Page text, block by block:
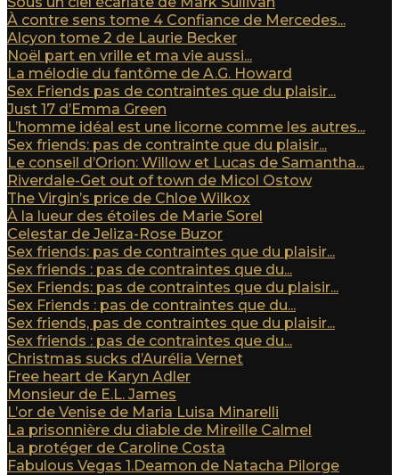
À contre sens tome 4 Confiance de Mercedes...
Alcyon tome 2 de Laurie Becker
Noël part en vrille et ma vie aussi...
La mélodie du fantôme de A.G. Howard
Sex Friends pas de contraintes que du plaisir...
Just 17 d’Emma Green
L’homme idéal est une licorne comme les autres...
Sex friends: pas de contrainte que du plaisir...
Le conseil d’Orion: Willow et Lucas de Samantha...
Riverdale-Get out of town de Micol Ostow
The Virgin’s price de Chloe Wilkox
À la lueur des étoiles de Marie Sorel
Celestar de Jeliza-Rose Buzor
Sex friends: pas de contraintes que du plaisir...
Sex friends : pas de contraintes que du...
Sex Friends: pas de contraintes que du plaisir...
Sex Friends : pas de contraintes que du...
Sex friends, pas de contraintes que du plaisir...
Sex friends : pas de contraintes que du...
Christmas sucks d’Aurélia Vernet
Free heart de Karyn Adler
Monsieur de E.L. James
L’or de Venise de Maria Luisa Minarelli
La prisonnière du diable de Mireille Calmel
La protéger de Caroline Costa
Fabulous Vegas 1.Deamon de Natacha Pilorge